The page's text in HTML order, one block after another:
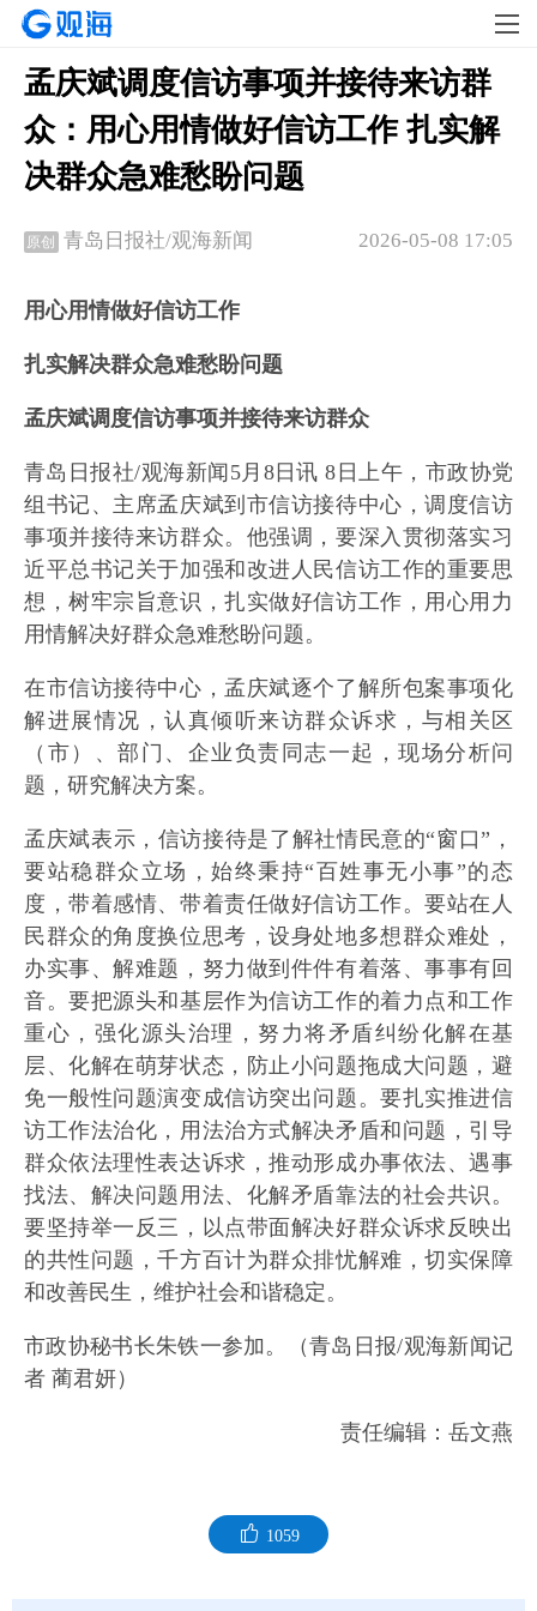
孟庆斌调度信访事项并接待来访群
众：用心用情做好信访工作 扎实解
决群众急难愁盼问题
原创 2026-05-08 17:05
青岛日报社/观海新闻
用心用情做好信访工作
扎实解决群众急难愁盼问题
孟庆斌调度信访事项并接待来访群众
青岛日报社/观海新闻5月8日讯 8日上午，市政协党
组书记、主席孟庆斌到市信访接待中心，调度信访
事项并接待来访群众。他强调，要深入贯彻落实习
近平总书记关于加强和改进人民信访工作的重要思
想，树牢宗旨意识，扎实做好信访工作，用心用力
用情解决好群众急难愁盼问题。
在市信访接待中心，孟庆斌逐个了解所包案事项化
解进展情况，认真倾听来访群众诉求，与相关区
（市）、部门、企业负责同志一起，现场分析问
题，研究解决方案。
孟庆斌表示，信访接待是了解社情民意的“窗口”，
要站稳群众立场，始终秉持“百姓事无小事”的态
度，带着感情、带着责任做好信访工作。要站在人
民群众的角度换位思考，设身处地多想群众难处，
办实事、解难题，努力做到件件有着落、事事有回
音。要把源头和基层作为信访工作的着力点和工作
重心，强化源头治理，努力将矛盾纠纷化解在基
层、化解在萌芽状态，防止小问题拖成大问题，避
免一般性问题演变成信访突出问题。要扎实推进信
访工作法治化，用法治方式解决矛盾和问题，引导
群众依法理性表达诉求，推动形成办事依法、遇事
找法、解决问题用法、化解矛盾靠法的社会共识。
要坚持举一反三，以点带面解决好群众诉求反映出
的共性问题，千方百计为群众排忧解难，切实保障
和改善民生，维护社会和谐稳定。
市政协秘书长朱铁一参加。（青岛日报/观海新闻记
者 蔺君妍）
责任编辑：岳文燕
1059